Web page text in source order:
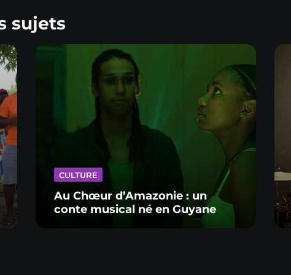
sujets
CULTURE
Au Chœur d’Amazonie : un
conte musical né en Guyane